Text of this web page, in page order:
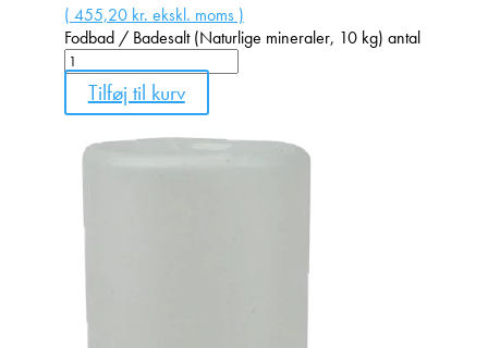
( 455,20 kr. ekskl. moms )
Fodbad / Badesalt (Naturlige mineraler, 10 kg) antal
Tilføj til kurv